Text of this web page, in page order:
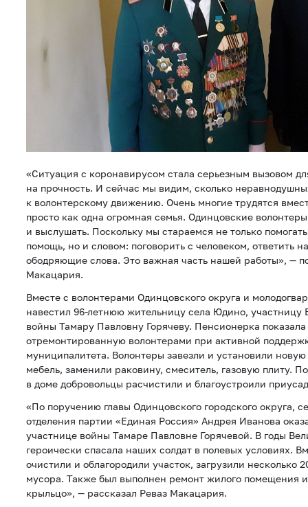
«Ситуация с коронавирусом стала серьезным вызовом
на прочность. И сейчас мы видим, сколько
к волонтерскому движению. Очень многие трудятся
просто как одна огромная семья. Одинцовские
и выслушать. Поскольку мы стараемся не только
помощь, но и словом: поговорить с человеком, ответить
ободряющие слова. Это важная часть нашей работы», —
Макацария.
Вместе с волонтерами Одинцовского округа и
навестил 96-летнюю жительницу села Юдино, участницу
войны Тамару Павловну Горячеву. Пенсионерка
отремонтированную волонтерами при активной
муниципалитета. Волонтеры завезли и установили
мебель, заменили раковину, смеситель, газовую плиту.
в доме добровольцы расчистили и благоустроили
«По поручению главы Одинцовского городского округа,
отделения партии «Единая Россия» Андрея Иванова
участнице войны Тамаре Павловне Горячевой. В годы
героически спасала наших солдат в полевых условиях.
очистили и облагородили участок, загрузили несколько
мусора. Также был выполнен ремонт жилого помещения
крыльцо», — рассказал Реваз Макацария.